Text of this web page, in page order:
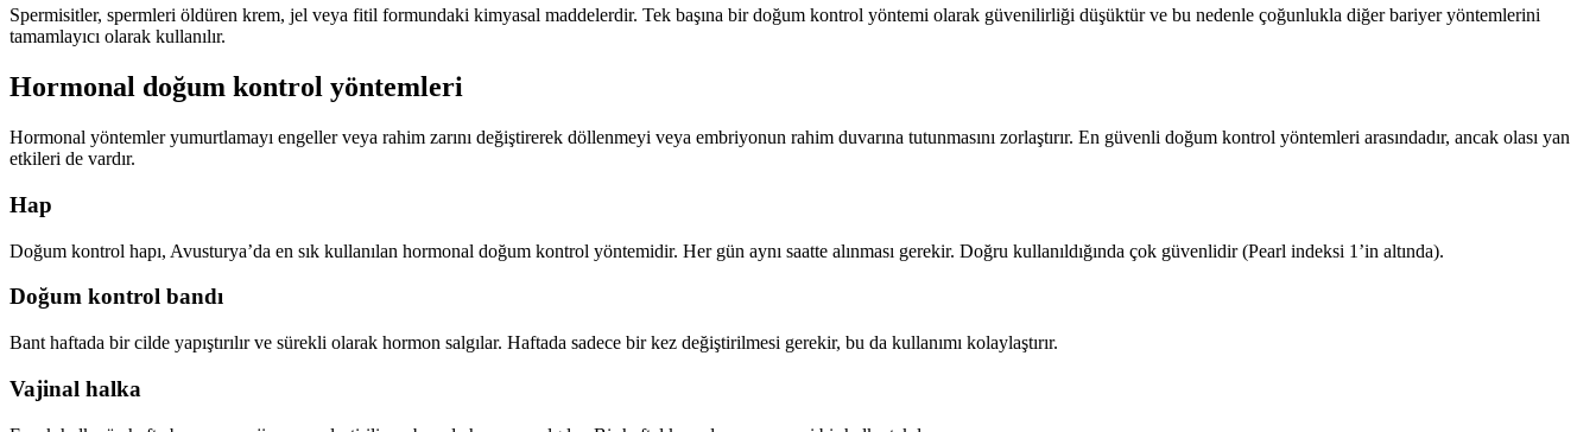
Spermisitler, spermleri öldüren krem, jel veya fitil formundaki kimyasal maddelerdir. Tek başına bir doğum kontrol yöntemi olarak güvenilirliği düşüktür ve bu nedenle çoğunlukla diğer bariyer yöntemlerini
tamamlayıcı olarak kullanılır.
Hormonal doğum kontrol yöntemleri
Hormonal yöntemler yumurtlamayı engeller veya rahim zarını değiştirerek döllenmeyi veya embriyonun rahim duvarına tutunmasını zorlaştırır. En güvenli doğum kontrol yöntemleri arasındadır, ancak olası yan
etkileri de vardır.
Hap
Doğum kontrol hapı, Avusturya’da en sık kullanılan hormonal doğum kontrol yöntemidir. Her gün aynı saatte alınması gerekir. Doğru kullanıldığında çok güvenlidir (Pearl indeksi 1’in altında).
Doğum kontrol bandı
Bant haftada bir cilde yapıştırılır ve sürekli olarak hormon salgılar. Haftada sadece bir kez değiştirilmesi gerekir, bu da kullanımı kolaylaştırır.
Vajinal halka